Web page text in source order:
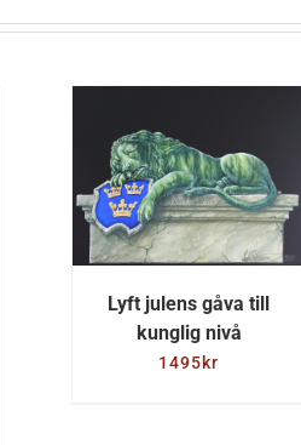
Lyft julens gåva till
kunglig nivå
1495kr
DETALJER